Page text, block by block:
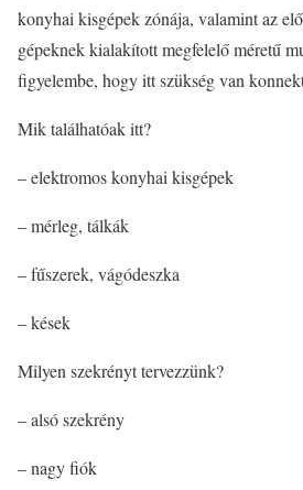
konyhai kisgépek zónája, valamint az
gépeknek kialakított megfelelő méretű
figyelembe, hogy itt szükség van
Mik találhatóak itt?
– elektromos konyhai kisgépek
– mérleg, tálkák
– fűszerek, vágódeszka
– kések
Milyen szekrényt tervezzünk?
– alsó szekrény
– nagy fiók